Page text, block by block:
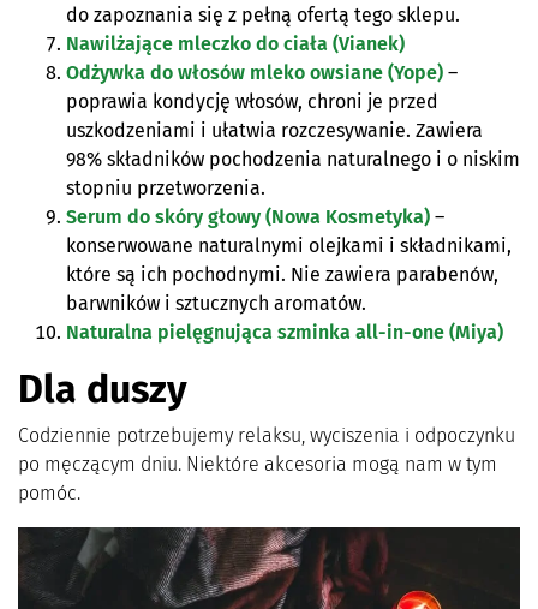
do zapoznania się z pełną ofertą tego sklepu.
Nawilżające mleczko do ciała (Vianek)
Odżywka do włosów mleko owsiane (Yope) –
poprawia kondycję włosów, chroni je przed
uszkodzeniami i ułatwia rozczesywanie. Zawiera
98% składników pochodzenia naturalnego i o niskim
stopniu przetworzenia.
Serum do skóry głowy (Nowa Kosmetyka) –
konserwowane naturalnymi olejkami i składnikami,
które są ich pochodnymi. Nie zawiera parabenów,
barwników i sztucznych aromatów.
Naturalna pielęgnująca szminka all-in-one (Miya)
Dla duszy
Codziennie potrzebujemy relaksu, wyciszenia i odpoczynku
po męczącym dniu. Niektóre akcesoria mogą nam w tym
pomóc.